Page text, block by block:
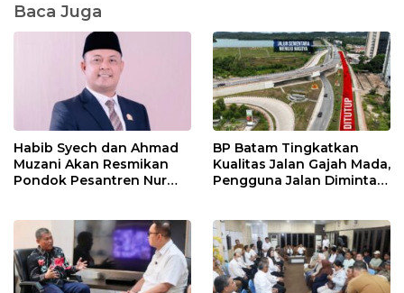
Baca Juga
Habib Syech dan Ahmad
Muzani Akan Resmikan
Pondok Pesantren Nur
BP Batam Tingkatkan
Kualitas Jalan Gajah Mada,
Pengguna Jalan Diminta